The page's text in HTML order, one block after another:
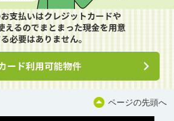
ページの先頭へ